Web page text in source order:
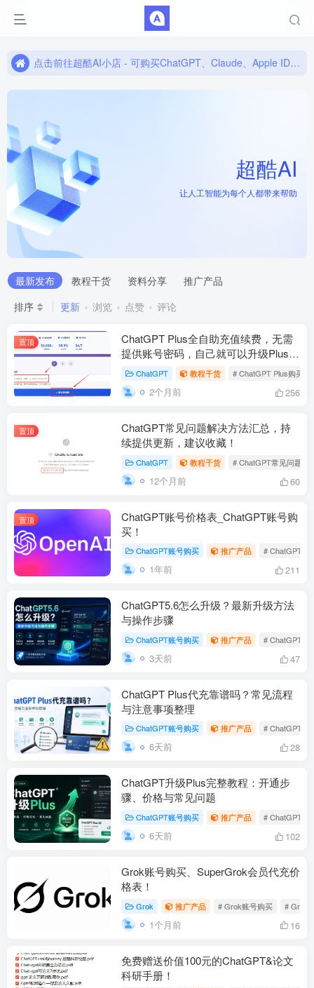
点击前往超酷AI小店 - 可购买ChatGPT、Claude、Apple ID账号！
点击前往超酷AI小店 - 可购买ChatGPT、Claude、Apple ID账号！
超酷AI
让人工智能为每个人都带来帮助
超酷AI
让人工智能为每个人都带来帮助
最新发布 教程干货 资料分享
推广产品
排序
更新 浏览 点赞 评论
置顶
ChatGPT Plus全自助充值续费，无需
提供账号密码，自己就可以升级Plus会
员！ChatGPT 教程干货 # ChatGPT Plus购买
2个月前 256
置顶
ChatGPT常见问题解决方法汇总，持
续提供更新，建议收藏！
ChatGPT 教程干货 # ChatGPT常见问题解
12个月前 60
置顶
ChatGPT账号价格表_ChatGPT账号购
买！
ChatGPT账号购买 推广产品 # ChatGPT共
1年前 211
ChatGPT5.6怎么升级？最新升级方法
与操作步骤
ChatGPT账号购买 推广产品 #
3天前 47
ChatGPT Plus代充靠谱吗？常见流程
与注意事项整理
ChatGPT账号购买 推广产品 # ChatGPT
6天前 28
ChatGPT升级Plus完整教程：开通步
骤、价格与常见问题
ChatGPT账号购买 推广产品 # ChatGPT
6天前 102
Grok账号购买、SuperGrok会员代充价
格表！
Grok 推广产品 # Grok账号购买 # Grok
1个月前 16
免费赠送价值100元的ChatGPT&论文
科研手册！